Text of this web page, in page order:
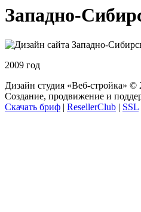
Западно-
2009 год
Дизайн студия «Веб-стройка»
Создание, продвижение и
Скачать бриф | ResellerClub | SSL